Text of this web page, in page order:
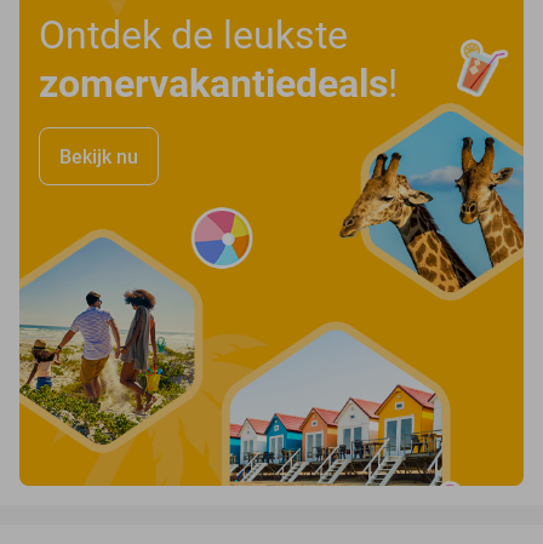
Ontdek de leukste
zomervakantiedeals!
Bekijk nu